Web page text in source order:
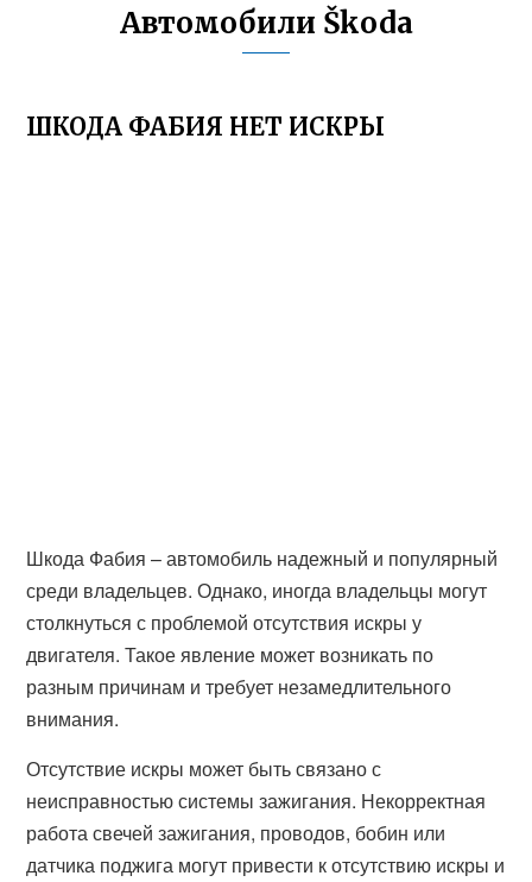
Автомобили Škoda
ШКОДА ФАБИЯ НЕТ ИСКРЫ
Шкода Фабия – автомобиль надежный и популярный
среди владельцев. Однако, иногда владельцы могут
столкнуться с проблемой отсутствия искры у
двигателя. Такое явление может возникать по
разным причинам и требует незамедлительного
внимания.
Отсутствие искры может быть связано с
неисправностью системы зажигания. Некорректная
работа свечей зажигания, проводов, бобин или
датчика поджига могут привести к отсутствию искры и